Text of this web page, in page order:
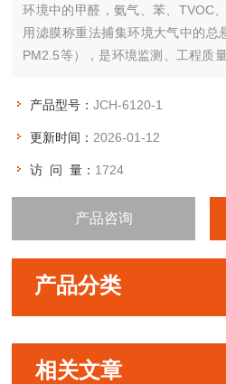
环境中的甲醛，氨气、苯、TVOC
用滤膜称重法捕集环境大气中的总
PM2.5等），是环境监测、工程质
产品型号：JCH-6120-1
更新时间： 2026-01-12
访 问 量： 1724
产品咨询
产品分类
相关文章